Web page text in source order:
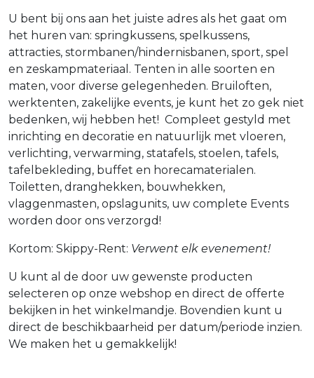
U bent bij ons aan het juiste adres als het gaat om
het huren van: springkussens, spelkussens,
attracties, stormbanen/hindernisbanen, sport, spel
en zeskampmateriaal. Tenten in alle soorten en
maten, voor diverse gelegenheden. Bruiloften,
werktenten, zakelijke events, je kunt het zo gek niet
bedenken, wij hebben het! Compleet gestyld met
inrichting en decoratie en natuurlijk met vloeren,
verlichting, verwarming, statafels, stoelen, tafels,
tafelbekleding, buffet en horecamaterialen.
Toiletten, dranghekken, bouwhekken,
vlaggenmasten, opslagunits, uw complete Events
worden door ons verzorgd!
Kortom: Skippy-Rent: Verwent elk evenement!
U kunt al de door uw gewenste producten
selecteren op onze webshop en direct de offerte
bekijken in het winkelmandje. Bovendien kunt u
direct de beschikbaarheid per datum/periode inzien.
We maken het u gemakkelijk!